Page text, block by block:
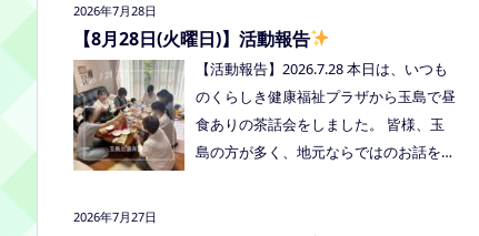
2026年7月28日
【8月28日(火曜日)】活動報告
【活動報告】2026.7.28 本日は、いつも
のくらしき健康福祉プラザから玉島で昼
食ありの茶話会をしました。 皆様、玉
島の方が多く、地元ならではのお話をし
2026年7月27日